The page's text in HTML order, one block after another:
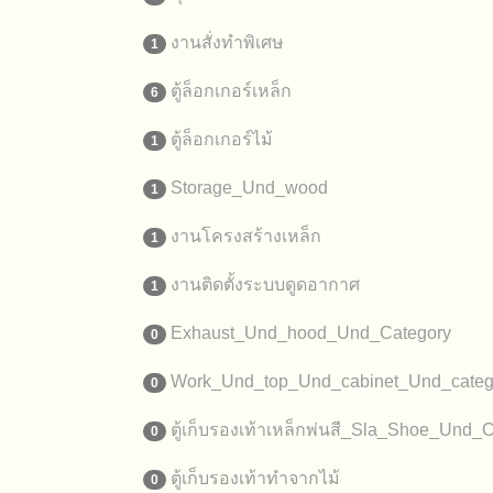
1 งานสั่งทำพิเศษ
6 ตู้ล็อกเกอร์เหล็ก
1 ตู้ล็อกเกอร์ไม้
1 Storage_Und_wood
1 งานโครงสร้างเหล็ก
1 งานติดตั้งระบบดูดอากาศ
0 Exhaust_Und_hood_Und_Category
0
0 ตู้เก็บรองเท้าเหล็กพ่นสี
0 ตู้เก็บรองเท้าทำจากไม้